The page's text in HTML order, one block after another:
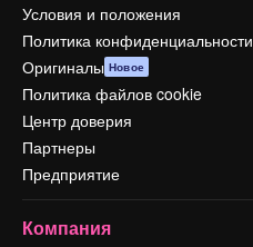
Условия и положения
Политика конфиденциальности
Оригиналы Новое
Политика файлов cookie
Центр доверия
Партнеры
Предприятие
Компания